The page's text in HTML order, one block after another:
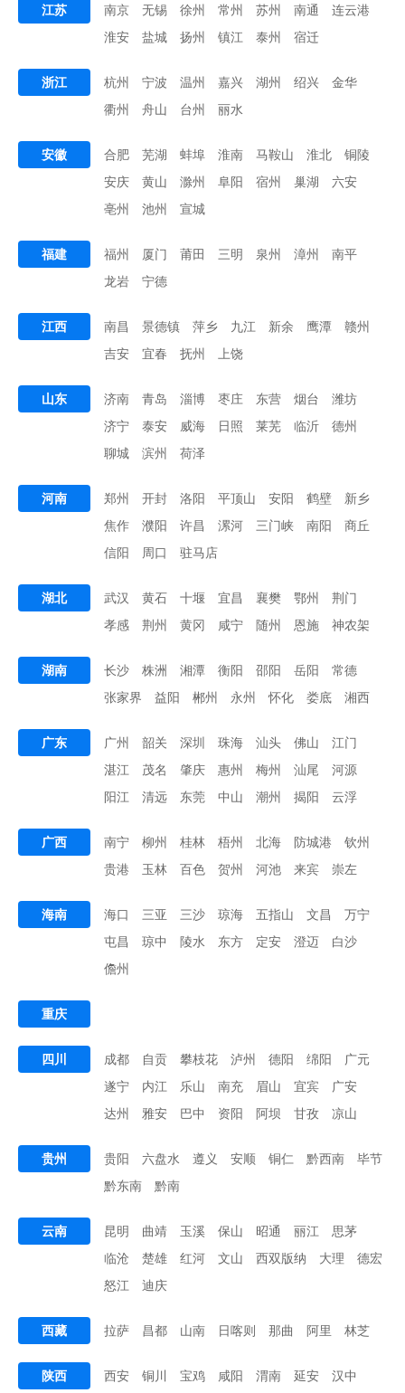
江苏 南京 无锡 徐州 常州 苏州 南通
连云港
淮安
盐城 扬州 镇江 泰州 宿迁
浙江 杭州 宁波 温州 嘉兴 湖州 绍兴
金华
衢州
舟山 台州 丽水
安徽 合肥 芜湖 蚌埠 淮南 马鞍山 淮北
铜陵
安庆
黄山 滁州 阜阳 宿州 巢湖
六安
亳州
池州 宣城
福建 福州 厦门 莆田 三明 泉州 漳州
南平
龙岩
宁德
江西 南昌 景德镇 萍乡 九江 新余 鹰潭
赣州
吉安
宜春 抚州 上饶
山东 济南 青岛 淄博 枣庄 东营 烟台
潍坊
济宁
泰安 威海 日照 莱芜 临沂
德州
聊城
滨州 荷泽
河南 郑州 开封 洛阳 平顶山 安阳 鹤壁
新乡
焦作
濮阳 许昌 漯河 三门峡 南阳
商丘
信阳
周口 驻马店
湖北 武汉 黄石 十堰 宜昌 襄樊 鄂州
荆门
孝感
荆州 黄冈 咸宁 随州 恩施 神农架
湖南 长沙 株洲 湘潭 衡阳 邵阳 岳阳
常德
张家界
益阳 郴州 永州 怀化 娄底 湘西
广东 广州 韶关 深圳 珠海 汕头 佛山
江门
湛江
茂名 肇庆 惠州 梅州 汕尾
河源
阳江
清远 东莞 中山 潮州 揭阳 云浮
广西 南宁 柳州 桂林 梧州 北海 防城港
钦州
贵港
玉林 百色 贺州 河池 来宾 崇左
海南 海口 三亚 三沙 琼海 五指山 文昌
万宁
屯昌
琼中 陵水 东方 定安 澄迈
白沙
儋州
重庆
四川 成都 自贡 攀枝花 泸州 德阳 绵阳
广元
遂宁
内江 乐山 南充 眉山 宜宾
广安
达州
雅安 巴中 资阳 阿坝 甘孜 凉山
贵州 贵阳 六盘水 遵义 安顺 铜仁 黔西南
毕节
黔东南
黔南
云南 昆明 曲靖 玉溪 保山 昭通 丽江
思茅
临沧
楚雄 红河 文山 西双版纳 大理
德宏
怒江
迪庆
西藏 拉萨 昌都 山南 日喀则 那曲 阿里 林芝
陕西 西安 铜川 宝鸡 咸阳 渭南 延安
汉中